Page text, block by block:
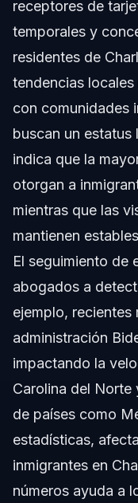
Fuentes y
receptores de
temporales y
residentes de
tendencias
con comunidades
buscan un estatus
indica que la
otorgan a
mientras que las
mantienen
El seguimiento de
abogados a
ejemplo,
administración
impactando la
Carolina del Norte
de países como
estadísticas,
inmigrantes en
números ayuda a